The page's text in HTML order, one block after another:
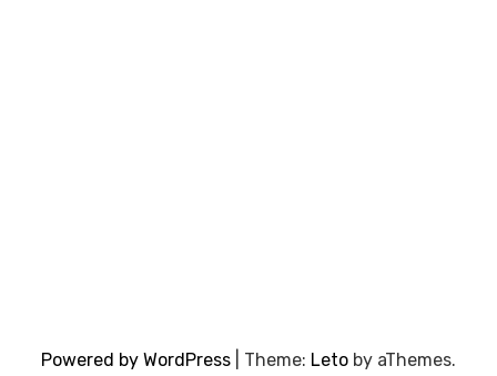
Powered by WordPress Theme: Leto by aThemes.